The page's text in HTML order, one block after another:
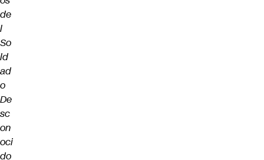
de
l
So
ld
ad
o
De
sc
on
oci
do